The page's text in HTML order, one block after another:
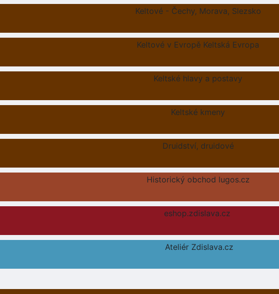
Keltové - Čechy, Morava, Slezsko
Keltové v Evropě Keltská Evropa
Keltské hlavy a postavy
Keltské kmeny
Druidství, druidové
Historický obchod lugos.cz
eshop.zdislava.cz
Ateliér Zdislava.cz